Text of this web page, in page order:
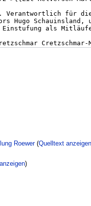
Roewer(Quelltext anzeigen
)